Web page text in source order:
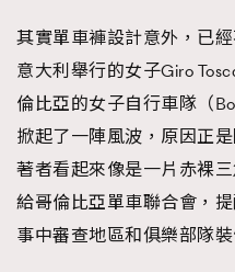
其實單車褲設計意外，已
意大利舉行的女子Giro
倫比亞的女子自行車隊（
掀起了一陣風波，原因正
著者看起來像是一片赤裸
給哥倫比亞單車聯合會，
事中審查地區和俱樂部隊裝